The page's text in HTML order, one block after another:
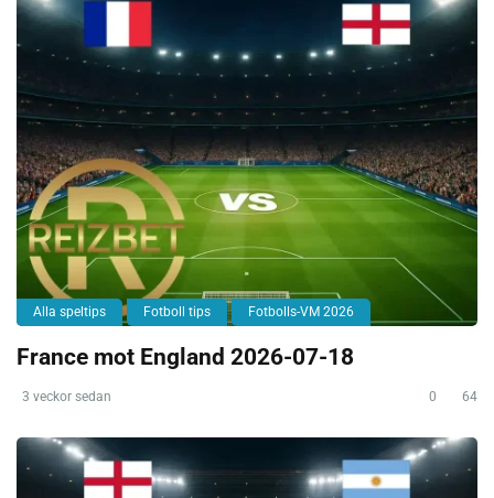
Alla speltips Fotboll tips Fotbolls-VM 2026
France mot England 2026-07-18
3 veckor sedan 0 64